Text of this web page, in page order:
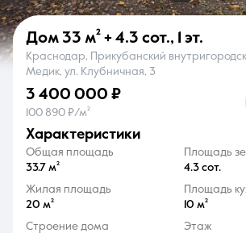
О компании
8 (861) 297-00-00
Ежедневно с 08:30 до
Дом 33 м² + 4.3 сот., 1 эт.
Краснодар, Прикубанский
Медик, ул. Клубничная, 3
3 400 000 ₽
100 890 ₽/м²
характеристики
Общая площадь
33.7 м²
Площадь
4.3 сот.
Жилая площадь
20 м²
Площадь
10 м²
Строение дома
Этаж